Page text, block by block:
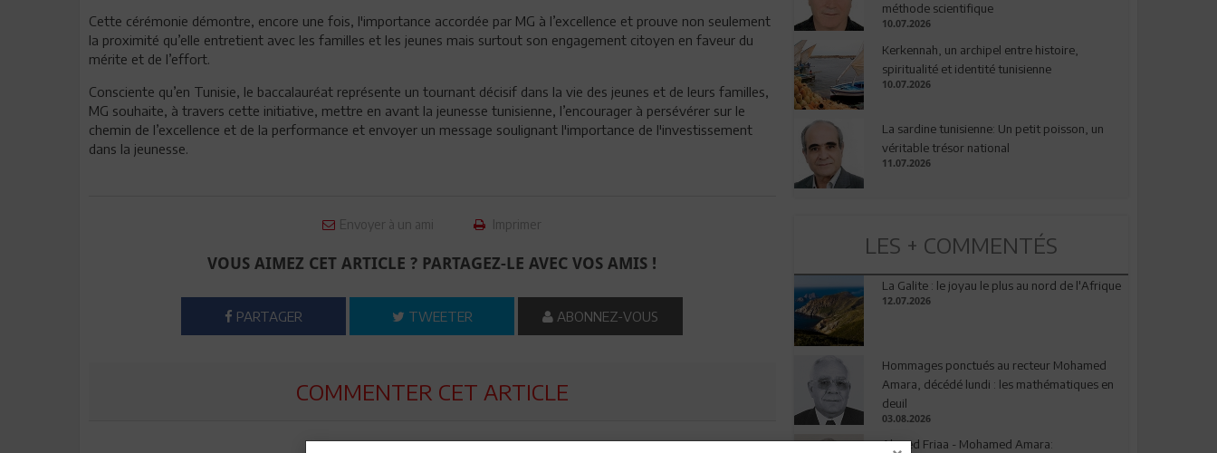
Cette cérémonie démontre, encore une fois, l'importance accordée par MG à l’excellence et prouve non seulement
la proximité qu’elle entretient avec les familles et les jeunes mais surtout son engagement citoyen en faveur du
mérite et de l’effort.
Consciente qu’en Tunisie, le baccalauréat représente un tournant décisif dans la vie des jeunes et de leurs familles,
MG souhaite, à travers cette initiative, mettre en avant la jeunesse tunisienne, l’encourager à persévérer sur le
chemin de l’excellence et de la performance et envoyer un message soulignant l'importance de l'investissement
dans la jeunesse.
Envoyer à un ami Imprimer
VOUS AIMEZ CET ARTICLE ? PARTAGEZ-LE AVEC VOS AMIS !
PARTAGER TWEETER ABONNEZ-VOUS
COMMENTER CET ARTICLE
méthode scientifique
10.07.2026
Kerkennah, un archipel entre histoire,
spiritualité et identité tunisienne
10.07.2026
La sardine tunisienne: Un petit poisson, un
véritable trésor national
11.07.2026
LES + COMMENTÉS
La Galite : le joyau le plus au nord de l'Afrique
12.07.2026
Hommages ponctués au recteur Mohamed
Amara, décédé lundi : les mathématiques en
deuil
03.08.2026
Ahmed Friaa - Mohamed Amara: